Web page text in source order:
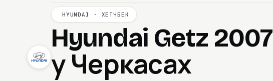
HYUNDAI · ХЕТЧБЕК
Hyundai Getz 2007
у Черкасах